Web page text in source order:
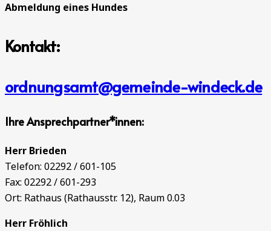
Abmeldung eines Hundes
Kontakt:
ordnungsamt@gemeinde-windeck.de
Ihre Ansprechpartner*innen:
Herr Brieden
Telefon: 02292 / 601-105
Fax: 02292 / 601-293
Ort: Rathaus (Rathausstr. 12), Raum 0.03
Herr Fröhlich